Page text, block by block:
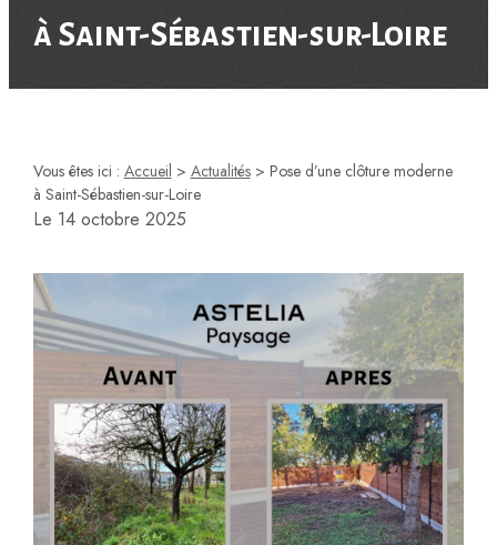
à Saint-Sébastien-sur-Loire
Vous êtes ici : Accueil > Actualités> Pose d’une clôture moderne
à Saint-Sébastien-sur-Loire
Le 14 octobre 2025